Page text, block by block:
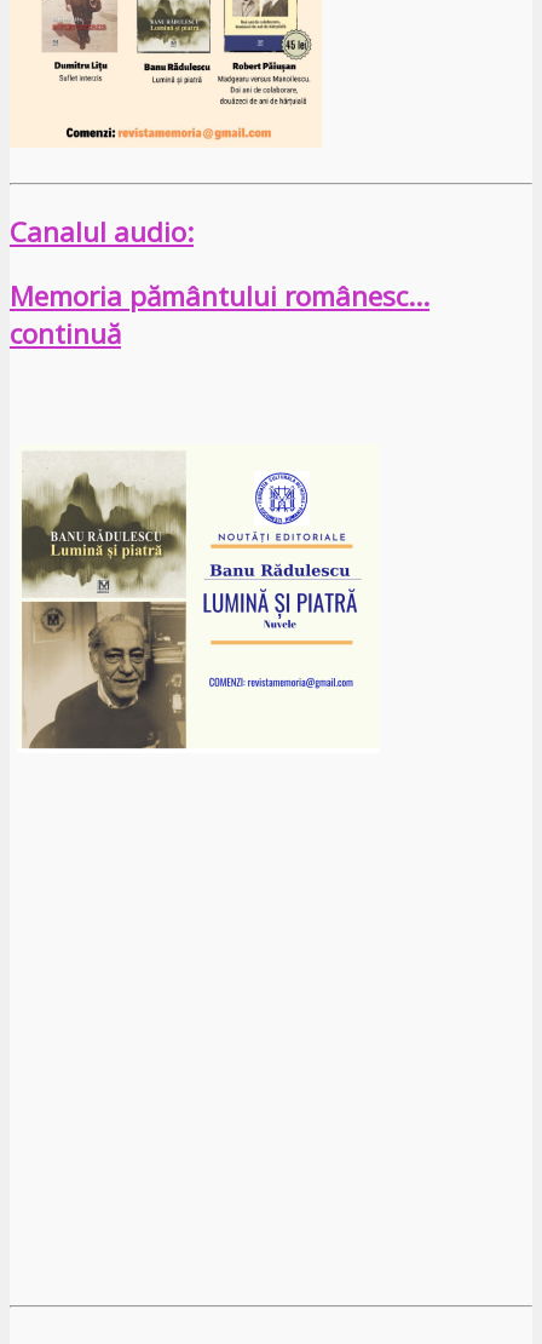
Canalul audio:
Memoria pământului românesc…
continuă